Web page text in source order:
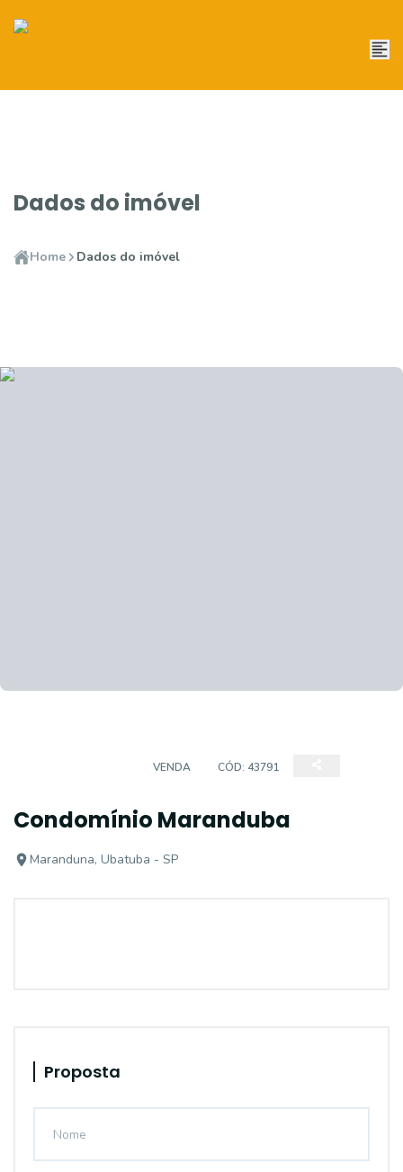
Dados do imóvel
Home Dados do imóvel
VENDA CÓD: 43791
Condomínio Maranduba
Maranduna, Ubatuba - SP
Proposta